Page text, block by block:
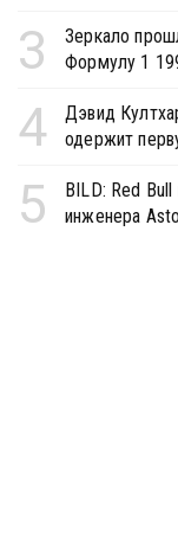
3
Зеркало
Формулу 1
4
Дэвид
одержит
5
BILD: Red
инженера